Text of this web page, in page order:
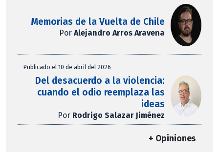
Memorias de la Vuelta de Chile
PorAlejandro Arros Aravena
Publicado el 10 de abril del 2026
Del desacuerdo a la violencia:
cuando el odio reemplaza las
ideas
Por Rodrigo Salazar Jiménez
+ Opiniones